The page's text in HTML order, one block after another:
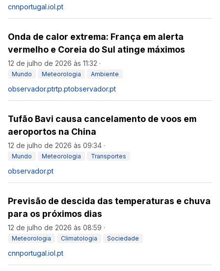
cnnportugal.iol.pt
Onda de calor extrema: França em alerta
vermelho e Coreia do Sul atinge máximos
12 de julho de 2026 às 11:32 ·
Mundo Meteorologia Ambiente
observador.ptrtp.ptobservador.pt
Tufão Bavi causa cancelamento de voos em
aeroportos na China
12 de julho de 2026 às 09:34 ·
Mundo Meteorologia Transportes
observador.pt
Previsão de descida das temperaturas e chuva
para os próximos dias
12 de julho de 2026 às 08:59 ·
Meteorologia Climatologia Sociedade
cnnportugal.iol.pt